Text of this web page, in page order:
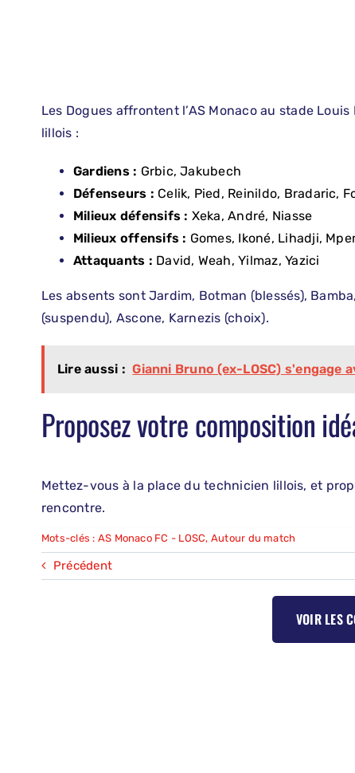
Les Dogues affrontent l’AS Monaco au stade
lillois :
Gardiens : Grbic, Jakubech
Défenseurs : Celik, Pied, Reinildo, Bradaric,
Milieux défensifs : Xeka, André, Niasse
Milieux offensifs : Gomes, Ikoné, Lihadji,
Attaquants : David, Weah, Yilmaz, Yazici
Les absents sont Jardim, Botman (blessés),
(suspendu), Ascone, Karnezis (choix).
Lire aussi : Gianni Bruno (ex-LOSC) s'engage
Proposez votre composition
Mettez-vous à la place du technicien lillois, et
rencontre.
Mots-clés : AS Monaco FC - LOSC, Autour du match
Précédent
VOIR LES